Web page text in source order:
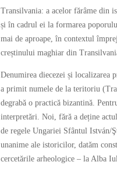
Transilvania: a acelor fărâme din
și în cadrul ei la formarea
mai de aproape, în contextul
creștinului maghiar din
Denumirea diecezei și localizarea
a primit numele de la teritoriu
degrabă o practică bizantină.
interpretări. Noi, fără a deține
de regele Ungariei Sfântul István/
unanime ale istoricilor, datăm
cercetările arheologice – la Alba